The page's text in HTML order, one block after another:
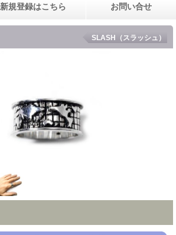
新規登録はこちら お問い合せ
SLASH（スラッシュ）